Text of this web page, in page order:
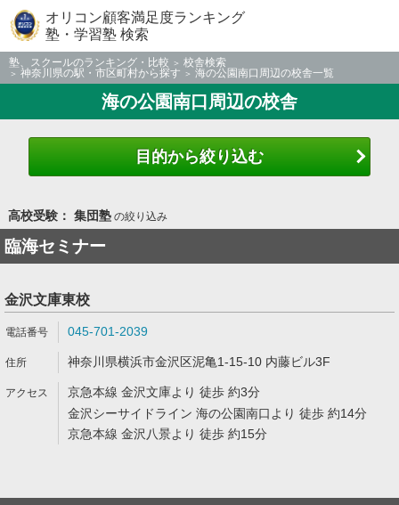
オリコン顧客満足度ランキング
塾・学習塾 検索
塾、スクールのランキング・比較
校舎検索
神奈川県の駅・市区町村から探す
海の公園南口周辺の校舎一覧
海の公園南口周辺の校舎
目的から絞り込む
高校受験： 集団塾の絞り込み
臨海セミナー
金沢文庫東校
045-701-2039
神奈川県横浜市金沢区泥亀1-15-10 内藤ビル3F
京急本線 金沢文庫より 徒歩 約3分
金沢シーサイドライン 海の公園南口より 徒歩 約14分
京急本線 金沢八景より 徒歩 約15分